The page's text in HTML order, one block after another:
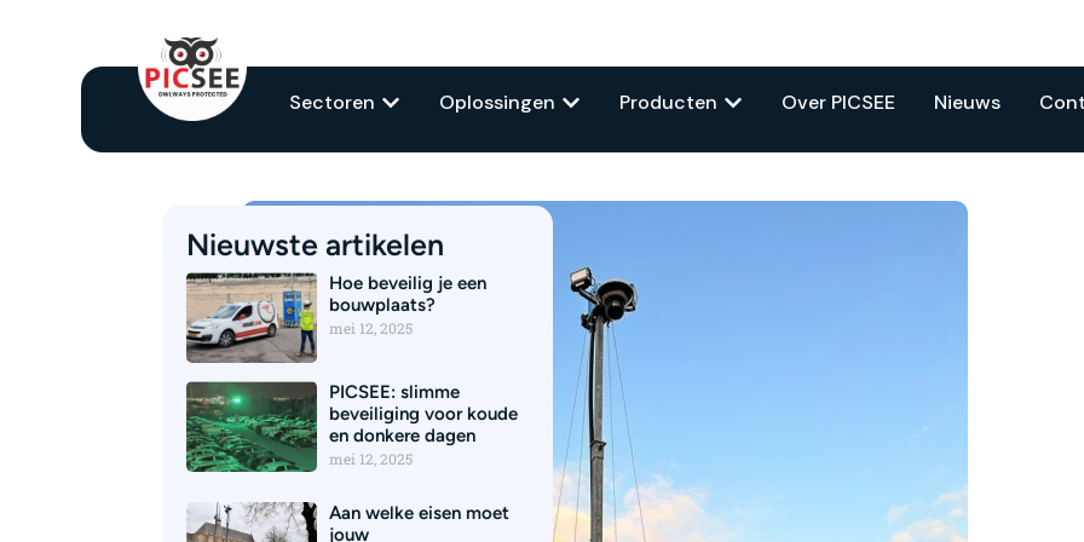
Sectoren Oplossingen Producten Over PICSEE Nieuws
Nieuwste artikelen
Hoe beveilig je een
bouwplaats?
mei 12, 2025
PICSEE: slimme
beveiliging voor koude
en donkere dagen
mei 12, 2025
Aan welke eisen moet
jouw